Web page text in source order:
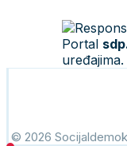
Portal
uređajima.
© 2026